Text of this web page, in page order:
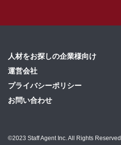
人材をお探しの企業様向け
運営会社
プライバシーポリシー
お問い合わせ
©2023 Staff Agent Inc. All Rights Reserved